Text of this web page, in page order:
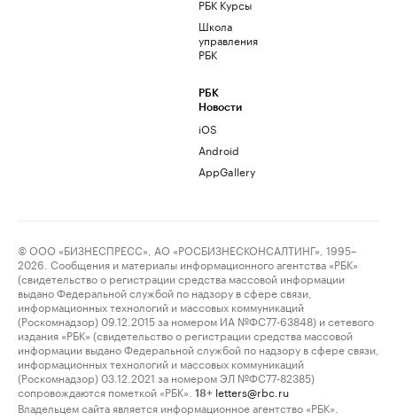
РБК Курсы
Школа
управления
РБК
РБК
Новости
iOS
Android
AppGallery
© ООО «БИЗНЕСПРЕСС», АО «РОСБИЗНЕСКОНСАЛТИНГ», 1995–
2026. Сообщения и материалы информационного агентства «РБК»
(свидетельство о регистрации средства массовой информации
выдано Федеральной службой по надзору в сфере связи,
информационных технологий и массовых коммуникаций
(Роскомнадзор) 09.12.2015 за номером ИА №ФС77-63848) и сетевого
издания «РБК» (свидетельство о регистрации средства массовой
информации выдано Федеральной службой по надзору в сфере связи,
информационных технологий и массовых коммуникаций
(Роскомнадзор) 03.12.2021 за номером ЭЛ №ФС77-82385)
сопровождаются пометкой «РБК».
18+ letters@rbc.ru
Владельцем сайта является информационное агентство «РБК».